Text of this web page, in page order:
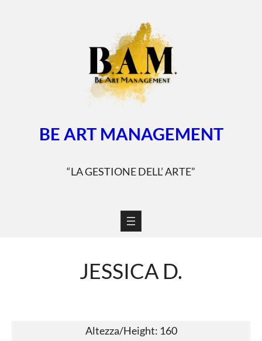
BE ART MANAGEMENT
“LA GESTIONE DELL’ ARTE”
JESSICA D.
Altezza/Height: 160